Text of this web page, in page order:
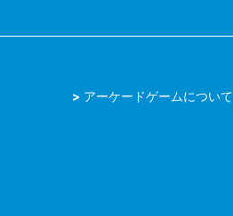
アーケードゲームについて